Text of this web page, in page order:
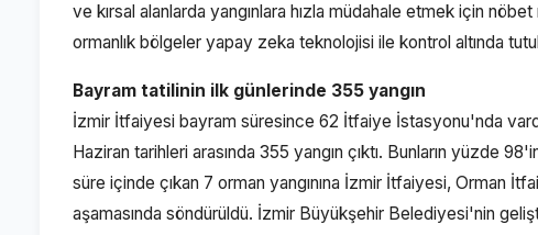
ve kırsal alanlarda yangınlara hızla müdahale etmek için nöbet
ormanlık bölgeler yapay zeka teknolojisi ile kontrol altında
Bayram tatilinin ilk günlerinde 355 yangın
İzmir İtfaiyesi bayram süresince 62 İtfaiye İstasyonu'nda
Haziran tarihleri arasında 355 yangın çıktı. Bunların yüzde
süre içinde çıkan 7 orman yangınına İzmir İtfaiyesi, Orman
aşamasında söndürüldü. İzmir Büyükşehir Belediyesi'nin